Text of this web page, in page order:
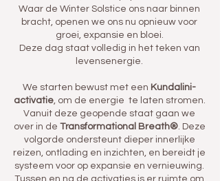
Waar de Winter Solstice ons naar binnen
bracht, openen we ons nu opnieuw voor
groei, expansie en bloei.
Deze dag staat volledig in het teken van
levensenergie.
We starten bewust met een Kundalini-
activatie, om de energie te laten stromen.
Vanuit deze geopende staat gaan we
over in de Transformational Breath®. Deze
volgorde ondersteunt dieper innerlijke
reizen, ontlading en inzichten, en bereidt je
systeem voor op expansie en vernieuwing.